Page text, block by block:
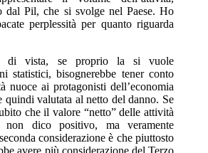
dal Pil, che si svolge nel Paese. Ho
perplessità per quanto riguarda
di vista, se proprio la si vuole
statistici, bisognerebbe tener conto
nuoce ai protagonisti dell’economia
quindi valutata al netto del danno. Se
che il valore “netto” delle attività
non dico positivo, ma veramente
considerazione è che piuttosto
avere più considerazione del Terzo